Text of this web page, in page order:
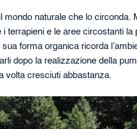
naturale che lo circonda.
i terrapieni e le aree circostanti
forma organica ricorda
dopo la realizzazione della
volta cresciuti abbastanza.